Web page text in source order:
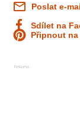
Poslat e-
Sdílet na
Připnout
Reklama